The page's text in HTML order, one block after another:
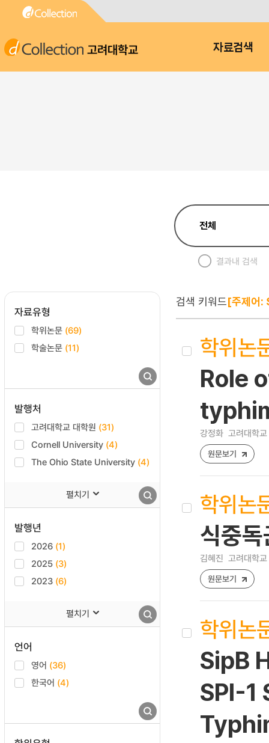
고려대학교 자료검색
결과내 검색
자료유형
학위논문 (69)
학술논문 (11)
발행처
고려대학교 대학원 (31)
Cornell University (4)
The Ohio State University (4)
펼치기
발행년
2026 (1)
2025 (3)
2023 (6)
펼치기
언어
영어 (36)
한국어 (4)
검색 키워드[주제어
학위논
Role
강정화 고려대학
원문보기
학위논
식중
김혜진 고려대학
원문보기
학위논
SipB
SPI-1